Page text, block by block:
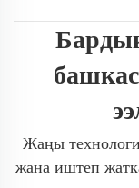
Жаңы
жана иштеп